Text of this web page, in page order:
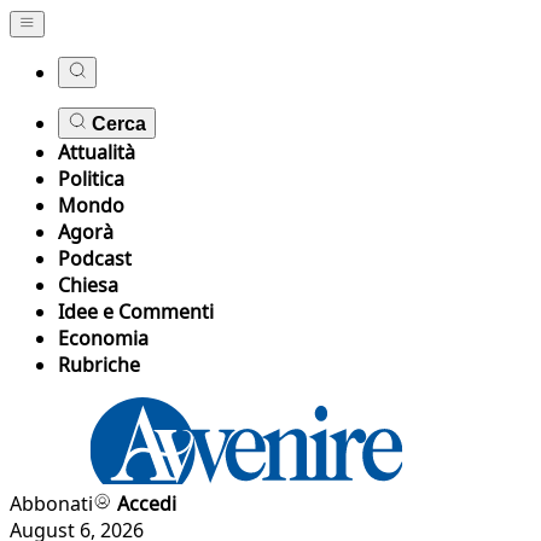
Cerca
Attualità
Politica
Mondo
Agorà
Podcast
Chiesa
Idee e Commenti
Economia
Rubriche
Abbonati
Accedi
August 6, 2026